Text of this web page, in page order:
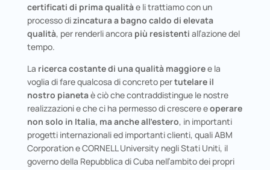
certificati di prima qualitàe li trattiamo con un
processo dizincatura a bagno caldo di elevata
qualità, per renderli ancora più resistenti all’azione del
tempo.
La ricerca costante di una qualità maggioree la
voglia di fare qualcosa di concreto pertutelare il
nostro pianetaè ciò che contraddistingue le nostre
realizzazioni e che ci ha permesso di crescere eoperare
non solo in Italia, ma anche all’estero, in importanti
progetti internazionali ed importanti clienti, quali ABM
Corporation e CORNELL University negli Stati Uniti, il
governo della Repubblica di Cuba nell’ambito dei propri